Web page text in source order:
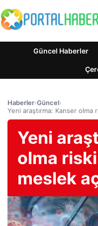
Güncel Haberler
Haberler›Güncel›
Yeni araştırma: Kanser olma
Yeni
olma
meslek